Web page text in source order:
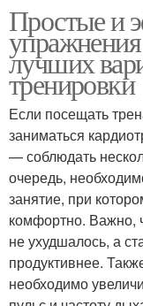
Простые и
лучших
тренировки
Если посещать
заниматься
— соблюдать
очередь,
занятие, при
комфортно. Важно,
не ухудшалось, а
продуктивнее.
необходимо